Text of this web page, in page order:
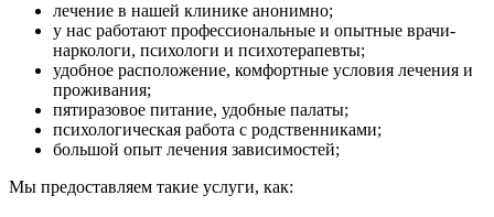
лечение в нашей клинике анонимно;
у нас работают профессиональные и опытные врачи-
наркологи, психологи и психотерапевты;
удобное расположение, комфортные условия лечения и
проживания;
пятиразовое питание, удобные палаты;
психологическая работа с родственниками;
большой опыт лечения зависимостей;
Мы предоставляем такие услуги, как: